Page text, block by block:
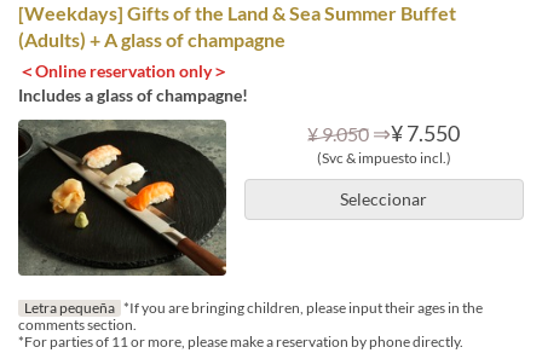
[Weekdays] Gifts of the Land & Sea Summer Buffet
(Adults) + A glass of champagne
＜Online reservation only＞
Includes a glass of champagne!
¥ 9.050 ⇒¥ 7.550
(Svc & impuesto incl.)
Seleccionar
Letra pequeña *If you are bringing children, please input their ages in the
comments section.
*For parties of 11 or more, please make a reservation by phone directly.